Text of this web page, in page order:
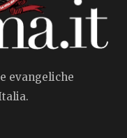
evangeliche